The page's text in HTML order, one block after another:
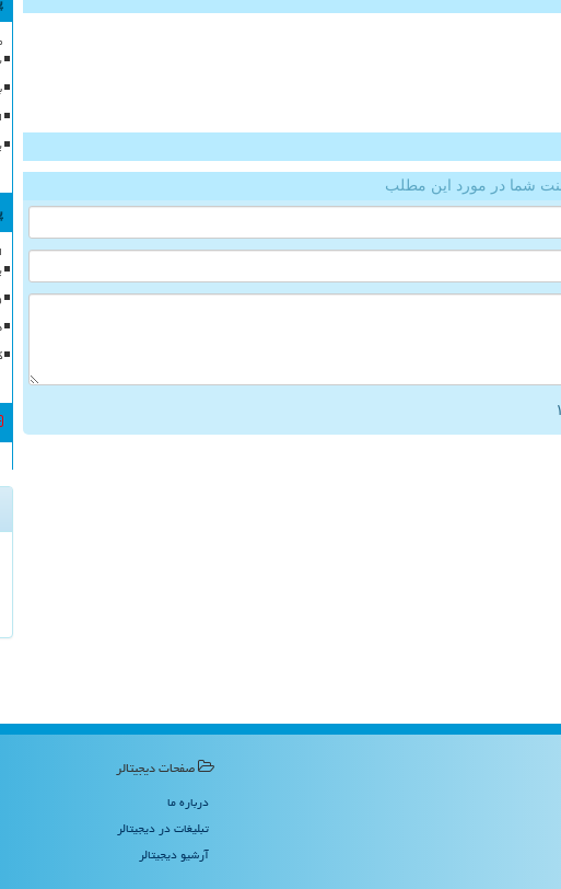
شما در مورد این مطلب
صفحات دیجیتالر
درباره ما
تبلیغات در دیجیتالر
آرشیو دیجیتالر